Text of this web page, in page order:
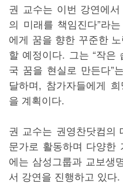
권 교수는 이번 강연에
의 미래를 책임진다”라
에게 꿈을 향한 꾸준한
할 예정이다. 그는 “작은
국 꿈을 현실로 만든다”
달하며, 참가자들에게
을 계획이다.
권 교수는 권영찬닷컴의
문가로 활동하며 다양한
에는 삼성그룹과 교보생
서 강연을 진행하고 있다.